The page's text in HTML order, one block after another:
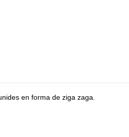
en forma de ziga zaga.